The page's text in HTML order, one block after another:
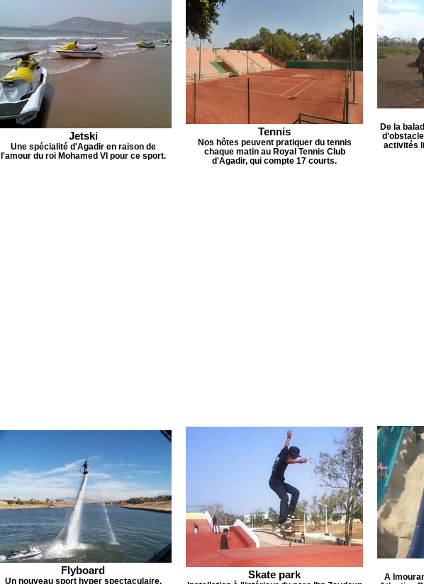
Jetski
Une spécialité d'Agadir en raison de
l'amour du roi Mohamed VI pour ce sport.
Tennis
Nos hôtes peuvent pratiquer du tennis
chaque matin au Royal Tennis Club
d'Agadir, qui compte 17 courts.
De la
activités
Flyboard
Un nouveau sport hyper spectaculaire,
Skate park
A